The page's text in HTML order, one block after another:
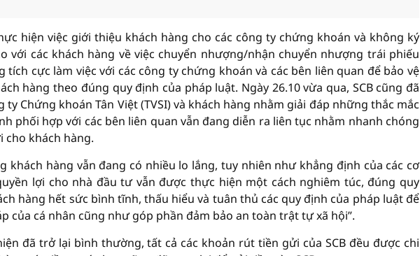
hiện việc giới thiệu khách hàng cho các công ty chứng khoán và không ký
với các khách hàng về việc chuyển nhượng/nhận chuyển nhượng trái phiếu
tích cực làm việc với các công ty chứng khoán và các bên liên quan để bảo vệ
hàng theo đúng quy định của pháp luật. Ngày 26.10 vừa qua, SCB cũng đã
Chứng khoán Tân Việt (TVSI) và khách hàng nhằm giải đáp những thắc mắc
phối hợp với các bên liên quan vẫn đang diễn ra liên tục nhằm nhanh chóng
cho khách hàng.
khách hàng vẫn đang có nhiều lo lắng, tuy nhiên như khẳng định của các cơ
lợi cho nhà đầu tư vẫn được thực hiện một cách nghiêm túc, đúng quy
hàng hết sức bình tĩnh, thấu hiểu và tuân thủ các quy định của pháp luật để
của cá nhân cũng như góp phần đảm bảo an toàn trật tự xã hội”.
đã trở lại bình thường, tất cả các khoản rút tiền gửi của SCB đều được chi